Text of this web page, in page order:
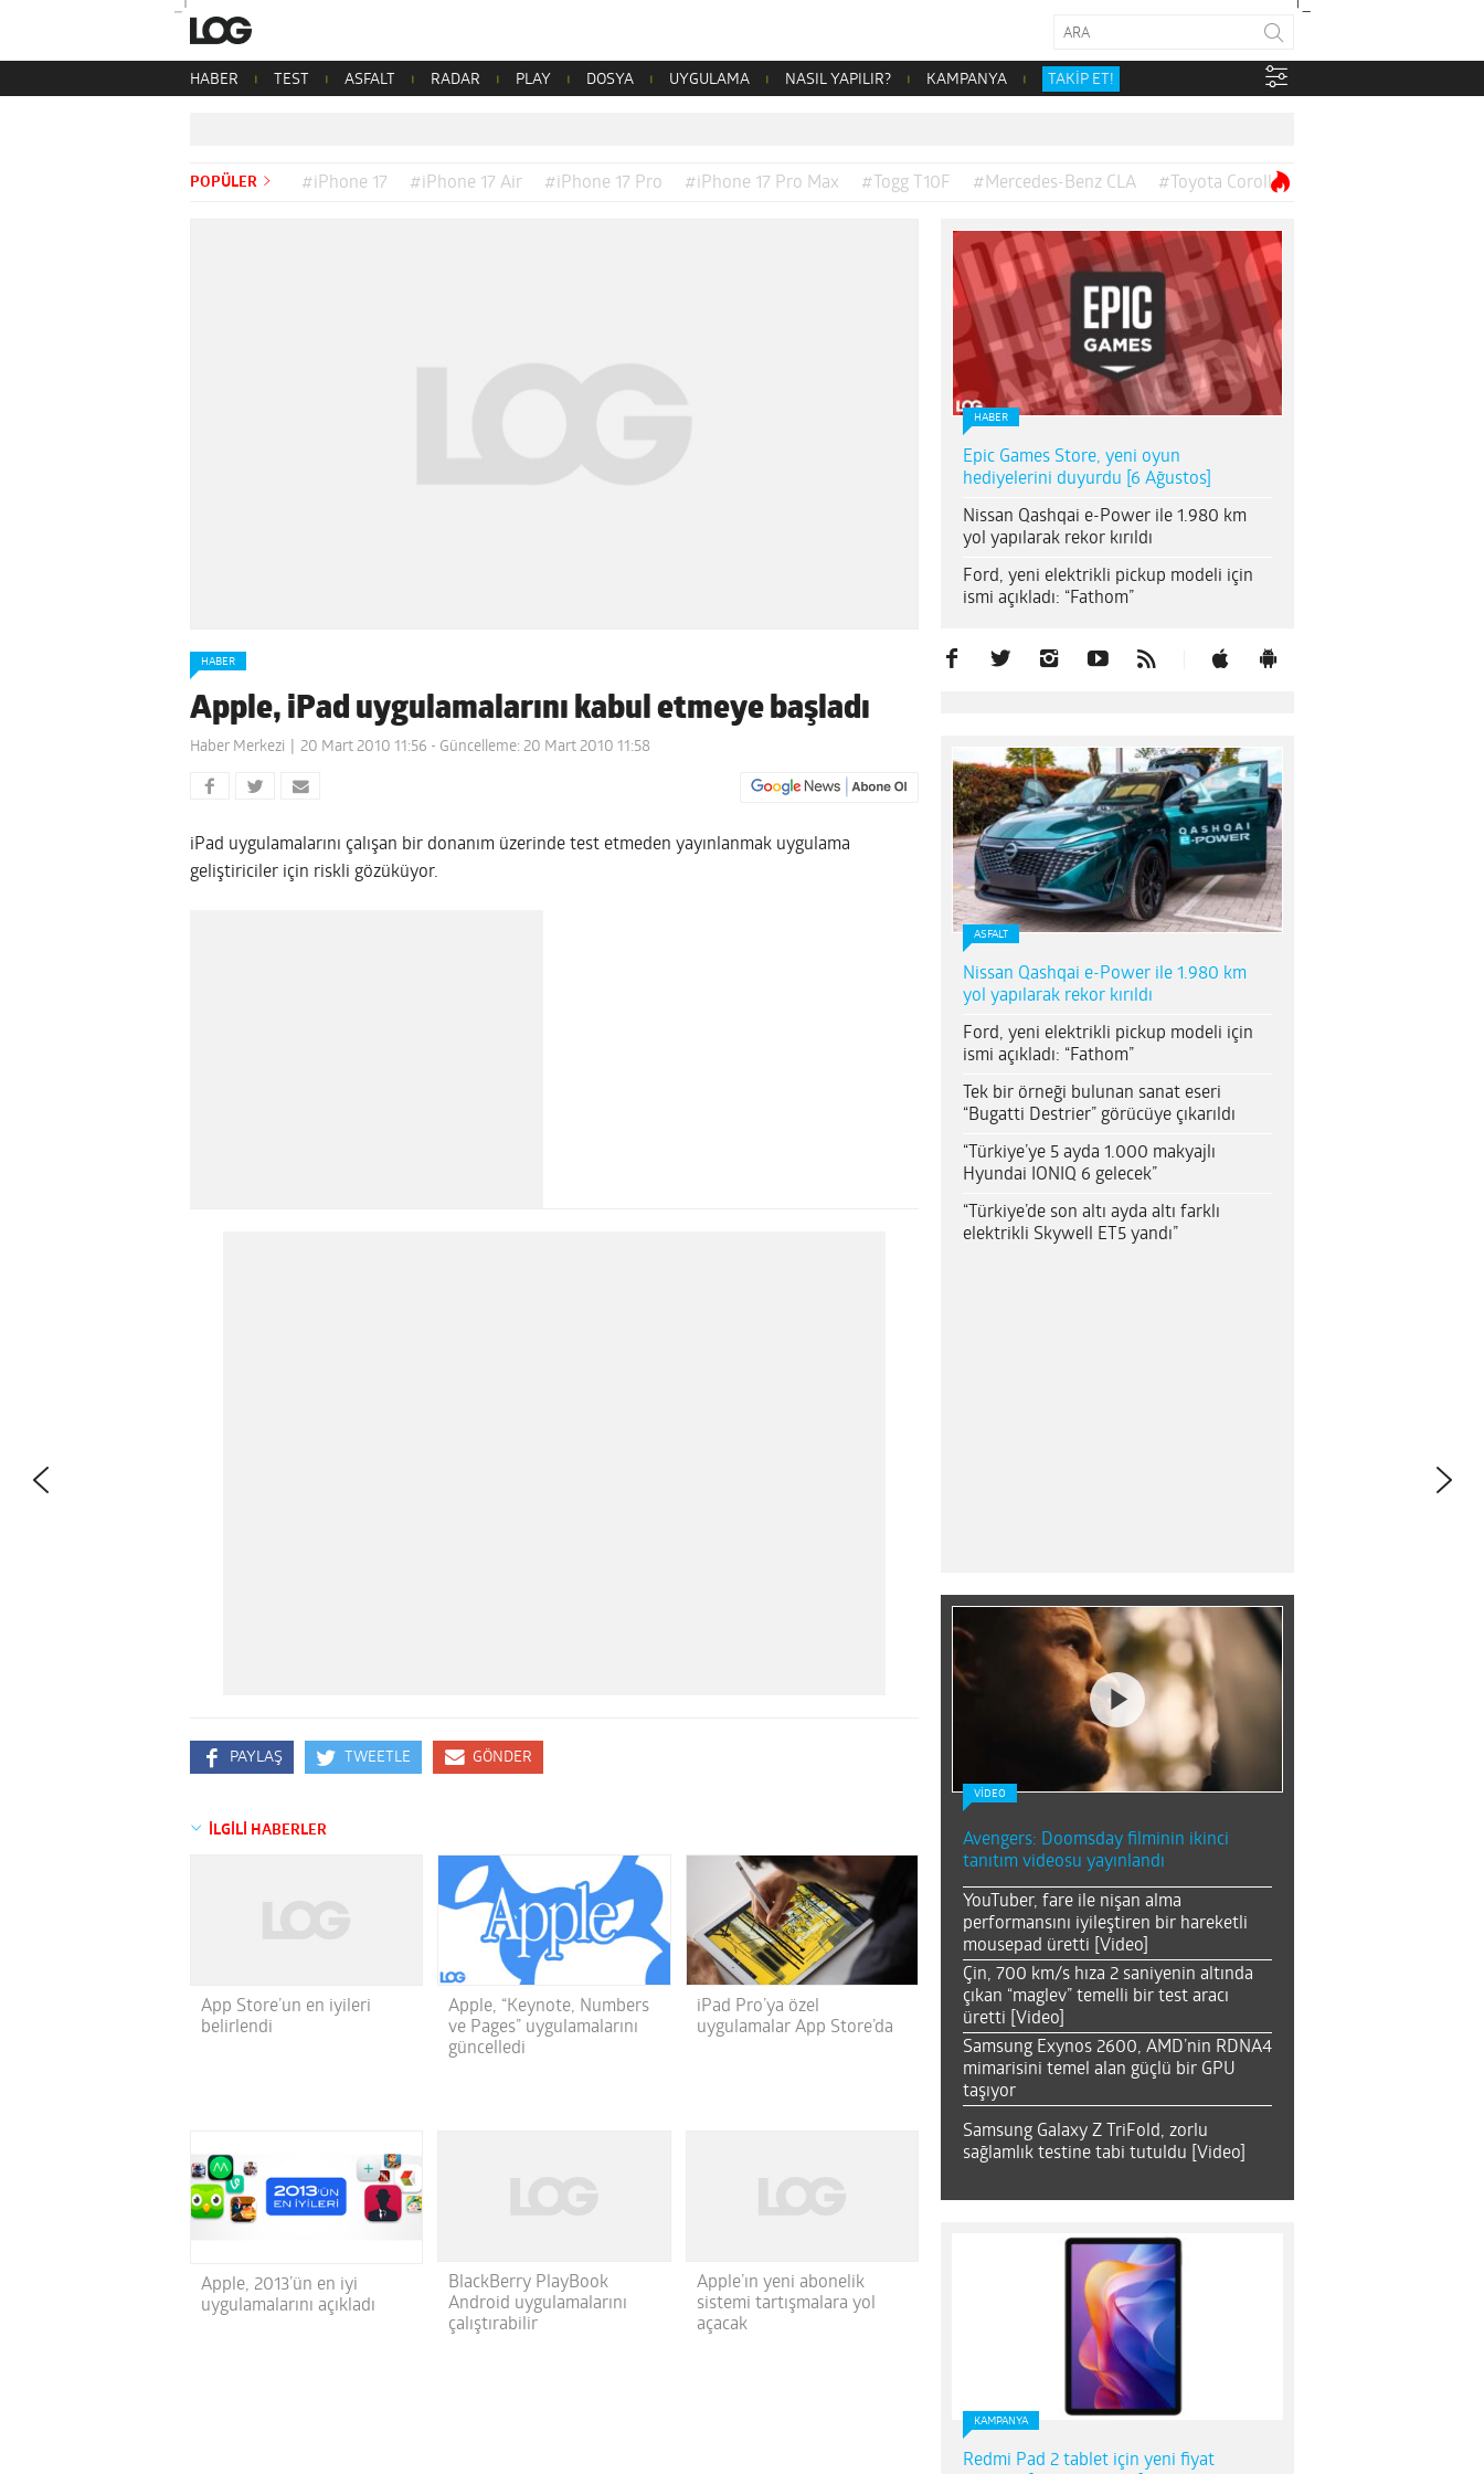
HABER TEST ASFALT RADAR PLAY DOSYA UYGULAMA NASIL YAPILIR? KAMPANYA TAKİP ET!
POPÜLER #iPhone 17 #iPhone 17 Air #iPhone 17 Pro #iPhone 17 Pro Max #Togg T10F #Mercedes-Benz CLA #Toyota Corolla
HABER
Apple, iPad uygulamalarını kabul etmeye başladı
Haber Merkezi 20 Mart 2010 11:56 - Güncelleme: 20 Mart 2010 11:58
iPad uygulamalarını çalışan bir donanım üzerinde test etmeden yayınlanmak uygulama
geliştiriciler için riskli gözüküyor.
PAYLAŞ TWEETLE GÖNDER
İLGİLİ HABERLER
App Store’un en iyileri
belirlendi
Apple, “Keynote, Numbers
ve Pages” uygulamalarını
güncelledi
iPad Pro’ya özel
uygulamalar App Store’da
Apple, 2013’ün en iyi
uygulamalarını açıkladı
BlackBerry PlayBook
Android uygulamalarını
çalıştırabilir
Apple’ın yeni abonelik
sistemi tartışmalara yol
açacak
HABER
Epic Games Store, yeni oyun
hediyelerini duyurdu [6 Ağustos]
Nissan Qashqai e-Power ile 1.980 km
yol yapılarak rekor kırıldı
Ford, yeni elektrikli pickup modeli için
ismi açıkladı: “Fathom”
ASFALT
Nissan Qashqai e-Power ile 1.980 km
yol yapılarak rekor kırıldı
Ford, yeni elektrikli pickup modeli için
ismi açıkladı: “Fathom”
Tek bir örneği bulunan sanat eseri
“Bugatti Destrier” görücüye çıkarıldı
“Türkiye’ye 5 ayda 1.000 makyajlı
Hyundai IONIQ 6 gelecek”
“Türkiye’de son altı ayda altı farklı
elektrikli Skywell ET5 yandı”
VİDEO
Avengers: Doomsday filminin ikinci
tanıtım videosu yayınlandı
YouTuber, fare ile nişan alma
performansını iyileştiren bir hareketli
mousepad üretti [Video]
Çin, 700 km/s hıza 2 saniyenin altında
çıkan “maglev” temelli bir test aracı
üretti [Video]
Samsung Exynos 2600, AMD’nin RDNA4
mimarisini temel alan güçlü bir GPU
taşıyor
Samsung Galaxy Z TriFold, zorlu
sağlamlık testine tabi tutuldu [Video]
KAMPANYA
Redmi Pad 2 tablet için yeni fiyat